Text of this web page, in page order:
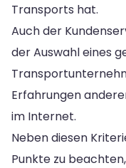
Transports hat.
Auch der
der Auswahl eines
Erfahrungen
im Internet.
Neben diesen
Punkte zu